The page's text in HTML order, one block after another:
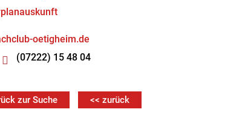
oetigheim.de
(07222) 15 48 04
zur Suche << zurück